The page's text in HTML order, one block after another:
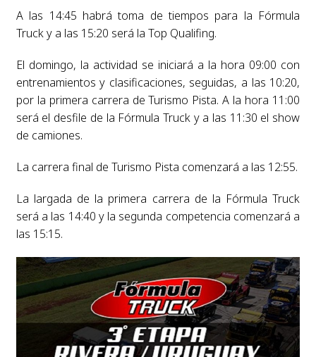
A las 14:45 habrá toma de tiempos para la Fórmula
Truck y a las 15:20 será la Top Qualifing.
El domingo, la actividad se iniciará a la hora 09:00 con
entrenamientos y clasificaciones, seguidas, a las 10:20,
por la primera carrera de Turismo Pista. A la hora 11:00
será el desfile de la Fórmula Truck y a las 11:30 el show
de camiones.
La carrera final de Turismo Pista comenzará a las 12:55.
La largada de la primera carrera de la Fórmula Truck
será a las 14:40 y la segunda competencia comenzará a
las 15:15.